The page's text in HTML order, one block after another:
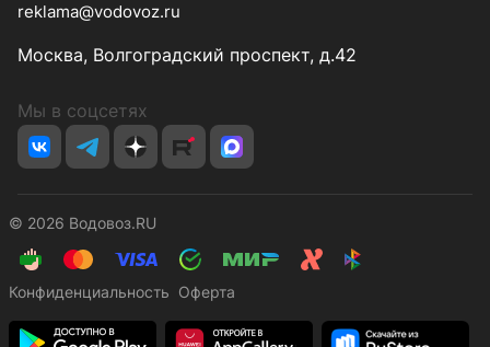
reklama@vodovoz.ru
Москва, Волгоградский проспект, д.42
Мы в соцсетях
© 2026 Водовоз.RU
Конфиденциальность Оферта